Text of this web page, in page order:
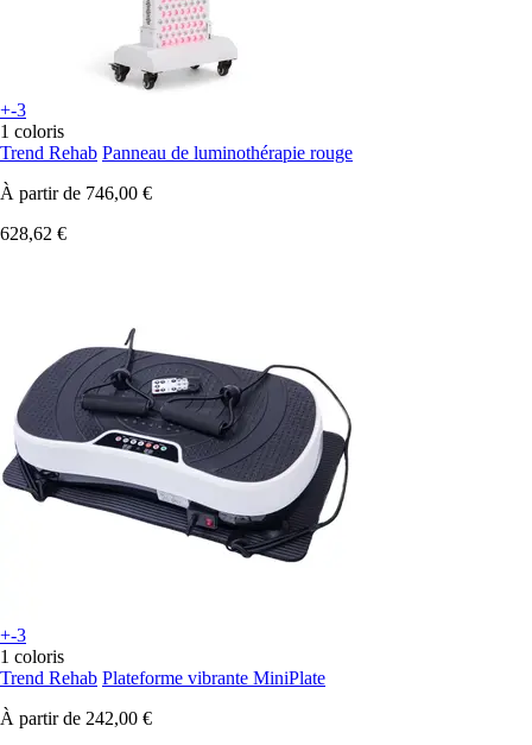
+-3
1 coloris
Trend Rehab Panneau de luminothérapie rouge
À partir de 746,00 €
628,62 €
+-3
1 coloris
Trend Rehab Plateforme vibrante MiniPlate
À partir de 242,00 €